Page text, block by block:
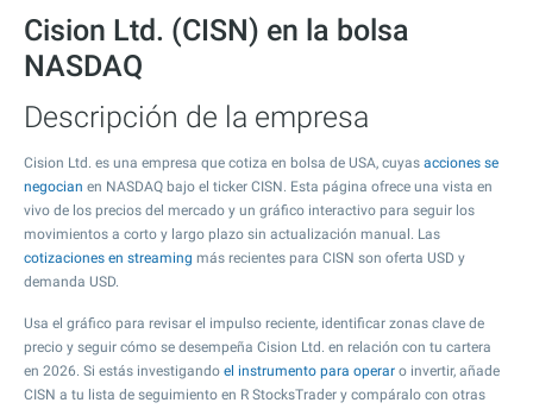
Cision Ltd. (CISN) en la bolsa
NASDAQ
Descripción de la empresa
Cision Ltd. es una empresa que cotiza en bolsa de USA, cuyas acciones se
negocian en NASDAQ bajo el ticker CISN. Esta página ofrece una vista en
vivo de los precios del mercado y un gráfico interactivo para seguir los
movimientos a corto y largo plazo sin actualización manual. Las
cotizaciones en streaming más recientes para CISN son oferta USD y
demanda USD.
Usa el gráfico para revisar el impulso reciente, identificar zonas clave de
precio y seguir cómo se desempeña Cision Ltd. en relación con tu cartera
en 2026. Si estás investigando el instrumento para operar o invertir, añade
CISN a tu lista de seguimiento en R StocksTrader y compáralo con otras